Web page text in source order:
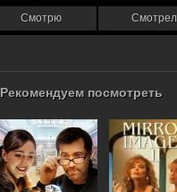
Смотрю Смотрел
Рекомендуем посмотреть